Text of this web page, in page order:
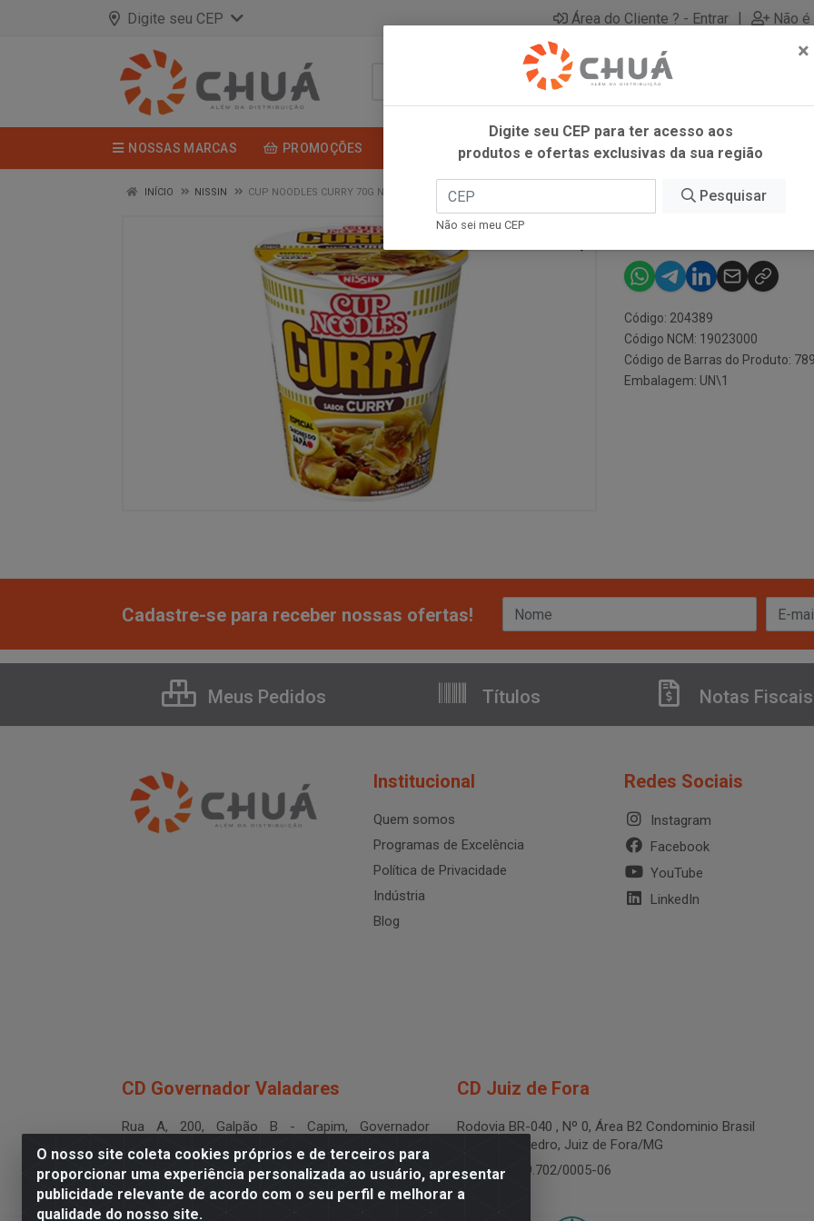
Digite seu CEP Área do Cliente ? - Entrar | Não
NOSSAS MARCAS PROMOÇÕES
INÍCIO NISSIN CUP NOODLES CURRY 70G NISSIN
CUP
Código: 204389
Código NCM: 19023000
Código de Barras do Produto:
Embalagem: UN\1
O nosso site coleta cookies próprios e de terceiros para
proporcionar uma experiência personalizada ao usuário, apresentar
publicidade relevante de acordo com o seu perfil e melhorar a
qualidade do nosso site.
Cadastre-se para receber nossas ofertas!
Meus Pedidos Títulos Notas Fiscais
Institucional
Quem somos
Programas de Excelência
Política de Privacidade
Indústria
Blog
Redes Sociais
Instagram
Facebook
YouTube
LinkedIn
CD Governador Valadares
Rua A, 200, Galpão B - Capim, Governador
Valadares/MG - CEP 35.024-400
CNPJ 19.199.702/0003-36
CD Juiz de Fora
Rodovia BR-040 , Nº 0, Área B2 Condominio Brasil
LOG - São Pedro, Juiz de Fora/MG
CNPJ 19.199.702/0005-06
×
Digite seu CEP para ter acesso aos
produtos e ofertas exclusivas da sua região
Pesquisar
Não sei meu CEP